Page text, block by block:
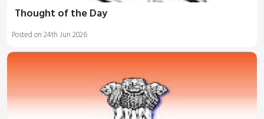
Thought of the Day
Posted on 24th Jun 2026